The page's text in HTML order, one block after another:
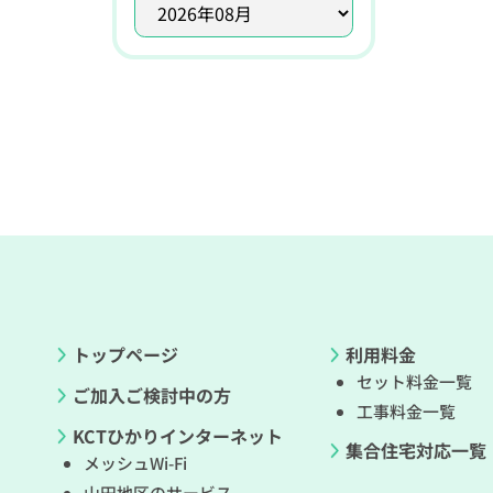
トップページ
ご加入ご検討中の方
KCTひかりインターネット
メッシュWi-Fi
利用料金
セット料金一覧
工事料金一覧
集合住宅対応一覧